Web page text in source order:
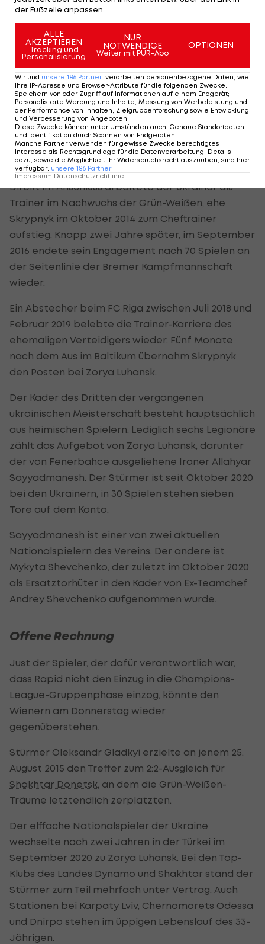
Aus sportlicher Sicht steht die bekannteste
Persönlichkeit des Vereins an der Seitenlinie.
Viktor Skrypnyk lenkt seit Sommer 2019 als
Cheftrainer die Geschicke der Ostukrainer.
Der 51-Jährige absolvierte die letzten acht Jahre
seiner aktiven Karriere an der Weser bei Werder.
Eine deutsche Meisterschaft und zwei Titel im
DFB-Pokal sind die Ernte seiner im Jahr 2004
beendeten Karriere.
Direkt im Anschluss arbeitete der Ukrainer als
Trainer im Nachwuchs der Grün-Weißen, ehe
Skrypnyk im Oktober 2014 zum Cheftrainer
aufstieg. Knapp zwei Jahre später, im September
2016 endete sein Engagement nach 70 Spielen an
der Seitenlinie der Bremer Kampfmannschaft
wieder.
Ein Abstecher beim FC Riga zwischen Juli 2018 und
Februar 2019 belebte die Trainer-Karriere des
ehemaligen Verteidigers wieder. Fünf Monate
nach dem Aus im Baltikum übernahm Skrypnyk
den Posten bei Zorya Luhansk.
Der Kader des Dritten der vergangenen
ukrainischen Meisterschaft besteht hauptsächlich
aus heimischen Spielern. Lediglich sechs Legionäre
zählt das Aufgebot von Zorya Luhansk, darunter
der von Fenerbahce ausgeliehene Iraner Allahyar
Sayyadmanesh. Der Stürmer ist seit Oktober 2020
bei den Ukrainern, in 30 Spielen stehen sieben
Tore auf dem Konto.
Sayyadmanesh ist einer von zwei aktuellen
Nationalspielern des Vereins. Der andere ist
Mykyta Shevchenko, der zuletzt im Oktober 2020
als Ersatztorhüter in den Kader von Ex-Teamchef
Andrey Shevchenko aufgenommen wurde.
Offene Rechnung
Just der Spieler, der dafür verantwortlich war,
dass Rapid nicht den Einzug in die Champions-
League-Gruppenphase einzog, könnte den
Wienern am Donnerstag wieder
gegenüberstehen.
Stürmer Oleksandr Gladkyi erzielte an jenem 25.
August 2015 den Treffer zum 2:2-Ausgleich für
Shakhtar Donetsk , an dem die Grün-Weißen-
Träume letztendlich zerplatzten.
Der elffache Nationalspieler der Ukraine
wechselte nach zwei Jahren in der Türkei im
September 2020 zu Zorya Luhansk. Bei den Top-
Klubs des Landes Dynamo und Shakhtar stand der
Stürmer zum Teil mehrfach unter Vertrag. Auch
Stationen bei Karpaty Lviv, Chernomorets Odessa
und Dnirpo stehen im üppigen Lebenslauf des 33-
Jährigen.
der Fußzeile anpassen.
ALLE
AKZEPTIEREN
Tracking und
Personalisierung
NUR
NOTWENDIGE
Weiter mit PUR-Abo
OPTIONEN
Wir und unsere 186 Partner verarbeiten personenbezogene Daten, wie
Ihre IP-Adresse und Browser-Attribute für die folgenden Zwecke:
Speichern von oder Zugriff auf Informationen auf einem Endgerät;
Personalisierte Werbung und Inhalte, Messung von Werbeleistung und
der Performance von Inhalten, Zielgruppenforschung sowie Entwicklung
und Verbesserung von Angeboten
Diese Zwecke können unter Umständen auch: Genaue Standortdaten
und Identifikation durch Scannen von Endgeräten
Manche Partner verwenden für gewisse Zwecke berechtigtes
Interesse als Rechtsgrundlage für die Datenverarbeitung. Details
dazu, sowie die Möglichkeit Ihr Widerspruchsrecht auszuüben, sind hier
verfügbar: unsere 186 Partner
Impressum|Datenschutzrichtlinie